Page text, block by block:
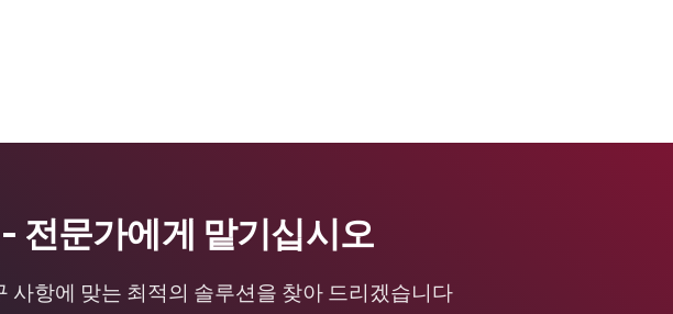
전문가에게 맡기십시오
항에 맞는 최적의 솔루션을 찾아 드리겠습니다